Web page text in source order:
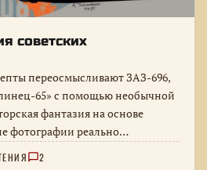
советских
переосмысливают ЗАЗ-696,
65» с помощью необычной
фантазия на основе
фотографии реально
2